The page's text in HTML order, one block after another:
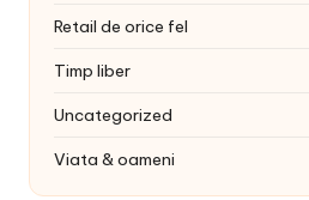
Retail de orice fel
Timp liber
Uncategorized
Viata & oameni